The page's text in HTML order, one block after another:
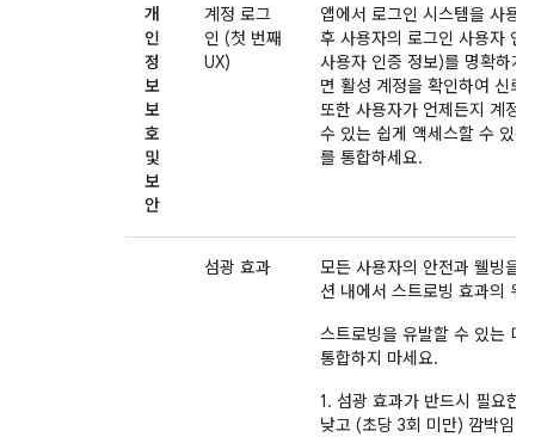
개
인
정
보
보
호
및
보
안
계정 로그
인 (첫 번째
UX)
앱에서 로그인 시스템을 사용
후 사용자의 로그인 사용자 인
사용자 인증 정보)를 명확하게
면 활성 계정을 확인하여 신뢰
또한 사용자가 언제든지 계정
수 있는 쉽게 액세스할 수 있
를 통합하세요.
섬광 효과
모든 사용자의 안전과 웰빙을
션 내에서 스트로빙 효과의 위
스트로빙을 유발할 수 있는 디
통합하지 마세요.
1. 섬광 효과가 반드시 필요한
낮고 (초당 3회 미만) 깜박임